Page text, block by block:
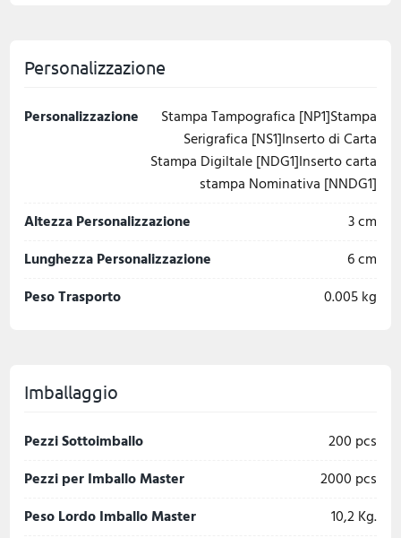
Personalizzazione
Personalizzazione
Stampa Tampografica [NP1]Stampa
Serigrafica [NS1]Inserto di Carta
Stampa Digiltale [NDG1]Inserto carta
stampa Nominativa [NNDG1]
Altezza Personalizzazione
3 cm
Lunghezza Personalizzazione
6 cm
Peso Trasporto
0.005 kg
Imballaggio
Pezzi Sottoimballo
200 pcs
Pezzi per Imballo Master
2000 pcs
Peso Lordo Imballo Master
10,2 Kg.